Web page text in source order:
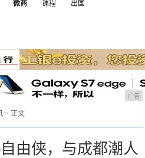
微商
课程
出国
广告
> 正文
由侠，与成都潮人